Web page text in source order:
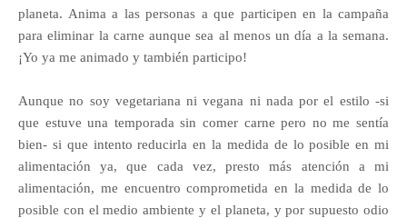
planeta. Anima a las personas a que participen en la campaña
para eliminar la carne aunque sea al menos un día a la semana.
¡Yo ya me animado y también participo!
Aunque no soy vegetariana ni vegana ni nada por el estilo -si
que estuve una temporada sin comer carne pero no me sentía
bien- si que intento reducirla en la medida de lo posible en mi
alimentación ya, que cada vez, presto más atención a mi
alimentación, me encuentro comprometida en la medida de lo
posible con el medio ambiente y el planeta, y por supuesto odio